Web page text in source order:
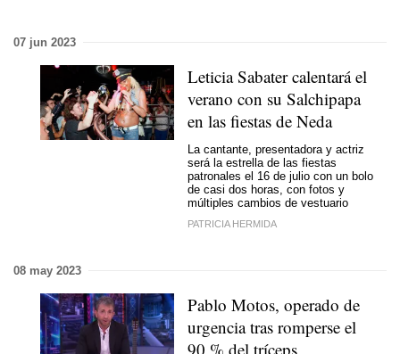
07 jun 2023
Leticia Sabater calentará el
verano con su Salchipapa
en las fiestas de Neda
La cantante, presentadora y actriz
será la estrella de las fiestas
patronales el 16 de julio con un bolo
de casi dos horas, con fotos y
múltiples cambios de vestuario
PATRICIA HERMIDA
08 may 2023
Pablo Motos, operado de
urgencia tras romperse el
90 % del tríceps